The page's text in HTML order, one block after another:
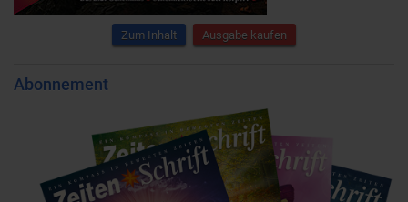
Zum Inhalt Ausgabe kaufen
Abonnement